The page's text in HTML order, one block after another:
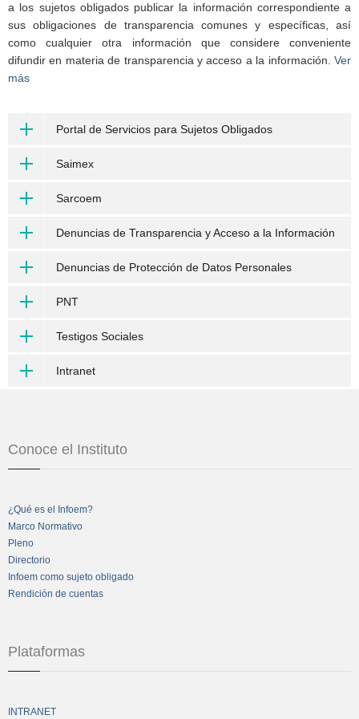
a los sujetos obligados publicar la información correspondiente a
sus obligaciones de transparencia comunes y específicas, así
como cualquier otra información que considere conveniente
difundir en materia de transparencia y acceso a la información. Ver
más
Portal de Servicios para Sujetos Obligados
Saimex
Sarcoem
Denuncias de Transparencia y Acceso a la Información
Denuncias de Protección de Datos Personales
PNT
Testigos Sociales
Intranet
Conoce el Instituto
¿Qué es el Infoem?
Marco Normativo
Pleno
Directorio
Infoem como sujeto obligado
Rendición de cuentas
Plataformas
INTRANET